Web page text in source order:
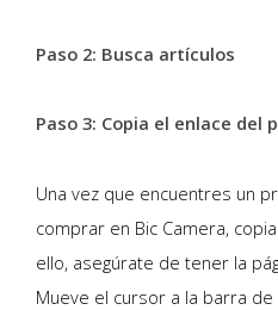
Paso 2: Busca artículos
Paso 3: Copia el enlace del
Una vez que encuentres un
comprar en Bic Camera,
ello, asegúrate de tener la
Mueve el cursor a la barra